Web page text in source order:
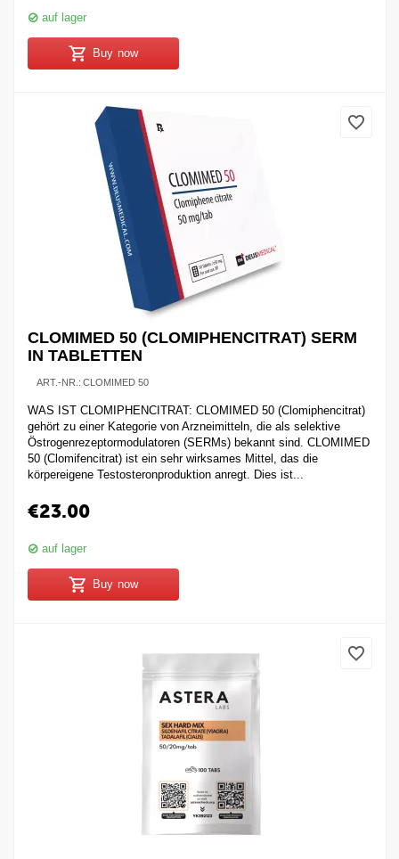
auf lager
Buy now
CLOMIMED 50 (CLOMIPHENCITRAT) SERM
IN TABLETTEN
ART.-NR.: CLOMIMED 50
WAS IST CLOMIPHENCITRAT: CLOMIMED 50 (Clomiphencitrat)
gehört zu einer Kategorie von Arzneimitteln, die als selektive
Östrogenrezeptormodulatoren (SERMs) bekannt sind. CLOMIMED
50 (Clomifencitrat) ist ein sehr wirksames Mittel, das die
körpereigene Testosteronproduktion anregt. Dies ist...
€23.00
auf lager
Buy now